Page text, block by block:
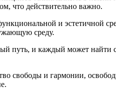
что действительно важно.
и эстетичной
среду.
путь, и каждый может
свободы и гармонии,